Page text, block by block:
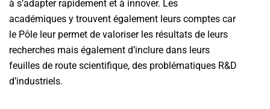
à s’adapter rapidement et à innover. Les
académiques y trouvent également leurs comptes car
le Pôle leur permet de valoriser les résultats de leurs
recherches mais également d’inclure dans leurs
feuilles de route scientifique, des problématiques R&D
d’industriels.